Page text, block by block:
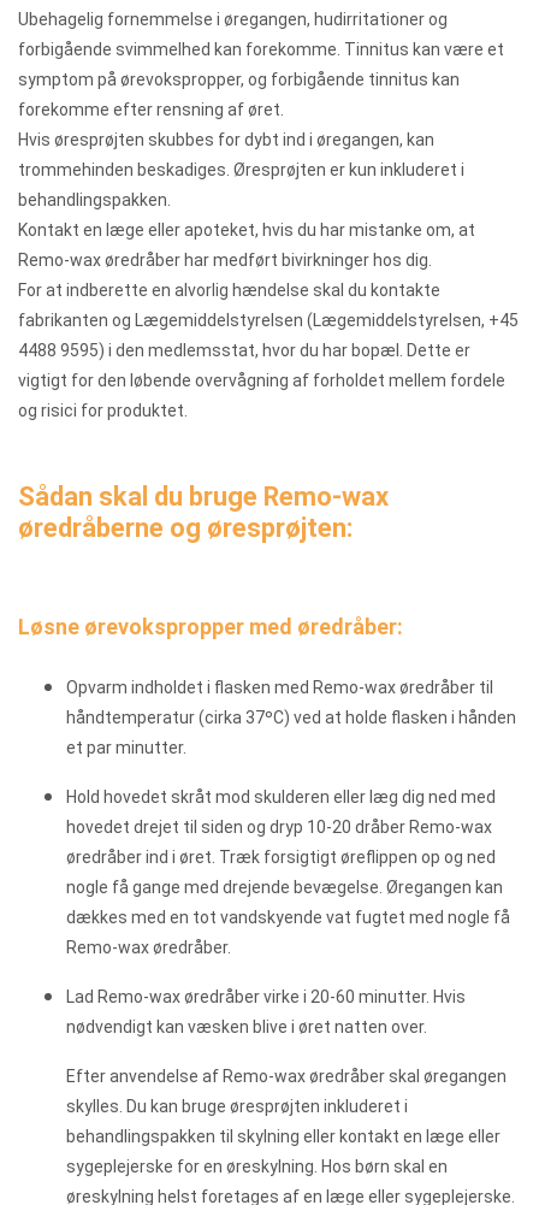
Ubehagelig fornemmelse i øregangen, hudirritationer og
forbigående svimmelhed kan forekomme. Tinnitus kan være et
symptom på ørevokspropper, og forbigående tinnitus kan
forekomme efter rensning af øret.
Hvis øresprøjten skubbes for dybt ind i øregangen, kan
trommehinden beskadiges. Øresprøjten er kun inkluderet i
behandlingspakken.
Kontakt en læge eller apoteket, hvis du har mistanke om, at
Remo-wax øredråber har medført bivirkninger hos dig.
For at indberette en alvorlig hændelse skal du kontakte
fabrikanten og Lægemiddelstyrelsen (Lægemiddelstyrelsen, +45
4488 9595) i den medlemsstat, hvor du har bopæl. Dette er
vigtigt for den løbende overvågning af forholdet mellem fordele
og risici for produktet.
Sådan skal du bruge Remo-wax
øredråberne og øresprøjten:
Løsne ørevokspropper med øredråber:
Opvarm indholdet i flasken med Remo-wax øredråber til
håndtemperatur (cirka 37ºC) ved at holde flasken i hånden
et par minutter.
Hold hovedet skråt mod skulderen eller læg dig ned med
hovedet drejet til siden og dryp 10-20 dråber Remo-wax
øredråber ind i øret. Træk forsigtigt øreflippen op og ned
nogle få gange med drejende bevægelse. Øregangen kan
dækkes med en tot vandskyende vat fugtet med nogle få
Remo-wax øredråber.
Lad Remo-wax øredråber virke i 20-60 minutter. Hvis
nødvendigt kan væsken blive i øret natten over.
Efter anvendelse af Remo-wax øredråber skal øregangen
skylles. Du kan bruge øresprøjten inkluderet i
behandlingspakken til skylning eller kontakt en læge eller
sygeplejerske for en øreskylning. Hos børn skal en
øreskylning helst foretages af en læge eller sygeplejerske.